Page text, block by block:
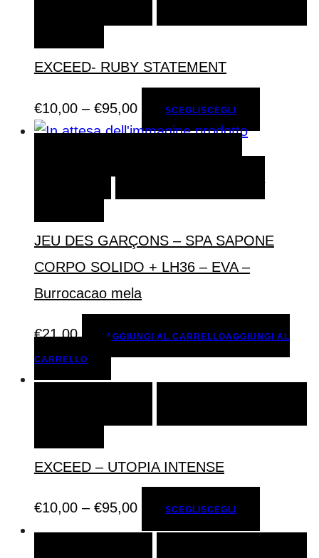
EXCEED- RUBY STATEMENT
€10,00 – €95,00 SCEGLISCEGLI
AGGIUNGI AL
JEU DES GARÇONS – SPA SAPONE
CORPO SOLIDO + LH36 – EVA –
Burrocacao mela
€21,00 AGGIUNGI AL CARRELLOAGGIUNGI AL
CARRELLO
EXCEED – UTOPIA INTENSE
€10,00 – €95,00 SCEGLISCEGLI